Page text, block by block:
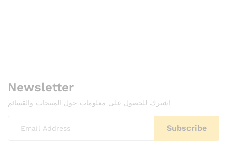
Newsletter
اشترك للحصول على معلومات حول المنتجات والقسائم